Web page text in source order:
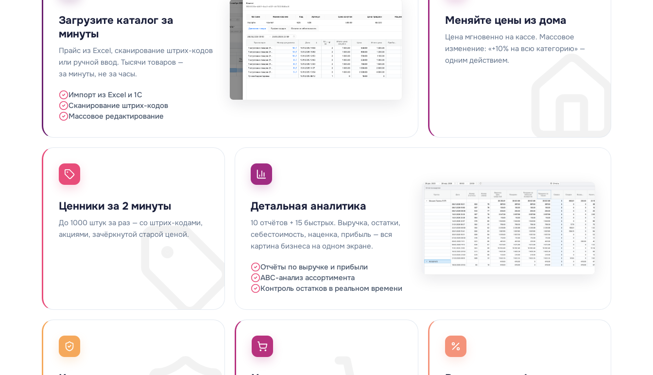
Загрузите каталог за
минуты
Прайс из Excel, сканирование штрих-кодов
или ручной ввод. Тысячи товаров —
за минуты, не за часы.
Импорт из Excel и 1С
Сканирование штрих-кодов
Массовое редактирование
Меняйте цены из дома
Цена мгновенно на кассе. Массовое
изменение: «+10% на всю категорию» —
одним действием.
Ценники за 2 минуты
До 1000 штук за раз — со штрих-кодами,
акциями, зачёркнутой старой ценой.
Детальная аналитика
10 отчётов + 15 быстрых. Выручка, остатки,
себестоимость, наценка, прибыль — вся
картина бизнеса на одном экране.
Отчёты по выручке и прибыли
АВС-анализ ассортимента
Контроль остатков в реальном времени